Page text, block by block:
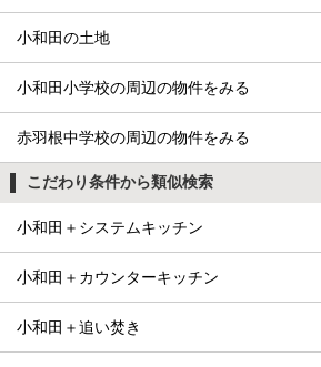
小和田の土地
小和田小学校の周辺の物件をみる
赤羽根中学校の周辺の物件をみる
こだわり条件から類似検索
小和田＋システムキッチン
小和田＋カウンターキッチン
小和田＋追い焚き